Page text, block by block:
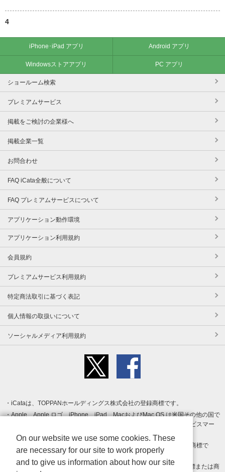
4
iPhone･iPad アプリ Android アプリ
Windowsストアアプリ PC アプリ
ショールーム検索
プレミアムサービス
掲載をご検討の企業様へ
掲載企業一覧
お問合わせ
FAQ iCata全般について
FAQ プレミアムサービスについて
アプリケーション動作環境
アプリケーション利用規約
会員規約
プレミアムサービス利用規約
特定商法取引に基づく表記
個人情報の取扱いについて
ソーシャルメディア利用規約
iCataは、TOPPANホールディングス株式会社の登録商標です。
Apple、Apple ロゴ、iPhone、iPad、MacおよびMac OS は米国その他の国で
登録された Apple Inc. の商標です。App Store は Apple Inc. のサービスマー
クです。
Android、Google Play および Google Play ロゴ は Google LLC の商標で
す。
Windows は Microsoft Inc.の米国およびその他の国における登録商標または商
On our website we use some cookies. These
are necessary for our site to work properly
and to give us information about how our site